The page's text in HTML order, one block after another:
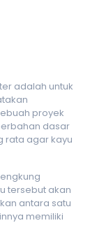
adalah untuk
proyek
dasar
rata agar kayu
tersebut akan
antara satu
memiliki